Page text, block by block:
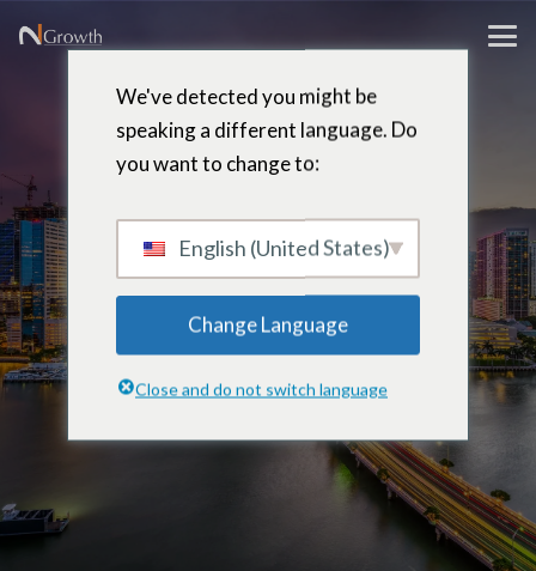
Kailyn
Kleppe
Marketingcoördinator – Miami,
Florida
We've detected you might be
speaking a different language. Do
you want to change to:
English (United States)
Change Language
Close and do not switch language